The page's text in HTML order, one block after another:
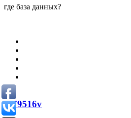
где база данных?
fh79516v